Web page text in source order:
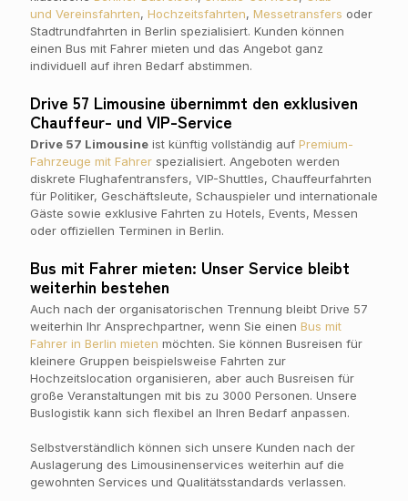
und Vereinsfahrten, Hochzeitsfahrten, Messetransfers oder
Stadtrundfahrten in Berlin spezialisiert. Kunden können
einen Bus mit Fahrer mieten und das Angebot ganz
individuell auf ihren Bedarf abstimmen.
Drive 57 Limousine übernimmt den exklusiven
Chauffeur- und VIP-Service
Drive 57 Limousine ist künftig vollständig auf Premium-
Fahrzeuge mit Fahrer spezialisiert. Angeboten werden
diskrete Flughafentransfers, VIP-Shuttles, Chauffeurfahrten
für Politiker, Geschäftsleute, Schauspieler und internationale
Gäste sowie exklusive Fahrten zu Hotels, Events, Messen
oder offiziellen Terminen in Berlin.
Bus mit Fahrer mieten: Unser Service bleibt
weiterhin bestehen
Auch nach der organisatorischen Trennung bleibt Drive 57
weiterhin Ihr Ansprechpartner, wenn Sie einen Bus mit
Fahrer in Berlin mieten möchten. Sie können Busreisen für
kleinere Gruppen beispielsweise Fahrten zur
Hochzeitslocation organisieren, aber auch Busreisen für
große Veranstaltungen mit bis zu 3000 Personen. Unsere
Buslogistik kann sich flexibel an Ihren Bedarf anpassen.
Selbstverständlich können sich unsere Kunden nach der
Auslagerung des Limousinenservices weiterhin auf die
gewohnten Services und Qualitätsstandards verlassen.